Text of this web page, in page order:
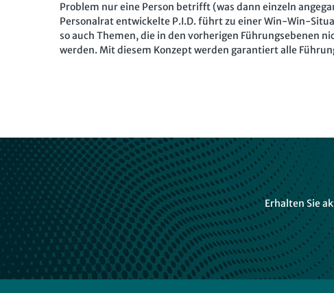
Problem nur eine Person betrifft (was dann einzeln
Personalrat entwickelte P.I.D. führt zu einer Win-Win-
so auch Themen, die in den vorherigen Führungsebenen
werden. Mit diesem Konzept werden garantiert alle
Erhalten Sie